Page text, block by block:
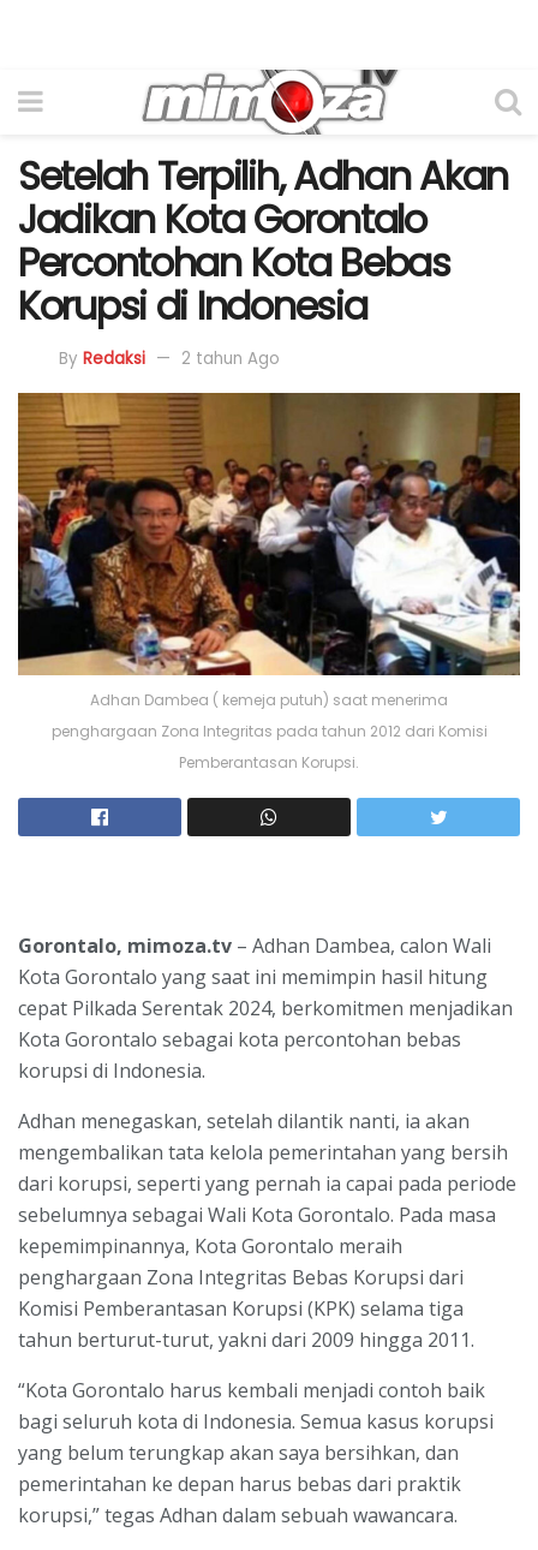
Setelah Terpilih, Adhan Akan
Jadikan Kota Gorontalo
Percontohan Kota Bebas
Korupsi di Indonesia
By Redaksi 2 tahun Ago
Adhan Dambea ( kemeja putuh) saat menerima
penghargaan Zona Integritas pada tahun 2012 dari Komisi
Pemberantasan Korupsi.
Gorontalo, mimoza.tv – Adhan Dambea, calon Wali
Kota Gorontalo yang saat ini memimpin hasil hitung
cepat Pilkada Serentak 2024, berkomitmen menjadikan
Kota Gorontalo sebagai kota percontohan bebas
korupsi di Indonesia.
Adhan menegaskan, setelah dilantik nanti, ia akan
mengembalikan tata kelola pemerintahan yang bersih
dari korupsi, seperti yang pernah ia capai pada periode
sebelumnya sebagai Wali Kota Gorontalo. Pada masa
kepemimpinannya, Kota Gorontalo meraih
penghargaan Zona Integritas Bebas Korupsi dari
Komisi Pemberantasan Korupsi (KPK) selama tiga
tahun berturut-turut, yakni dari 2009 hingga 2011.
“Kota Gorontalo harus kembali menjadi contoh baik
bagi seluruh kota di Indonesia. Semua kasus korupsi
yang belum terungkap akan saya bersihkan, dan
pemerintahan ke depan harus bebas dari praktik
korupsi,” tegas Adhan dalam sebuah wawancara.